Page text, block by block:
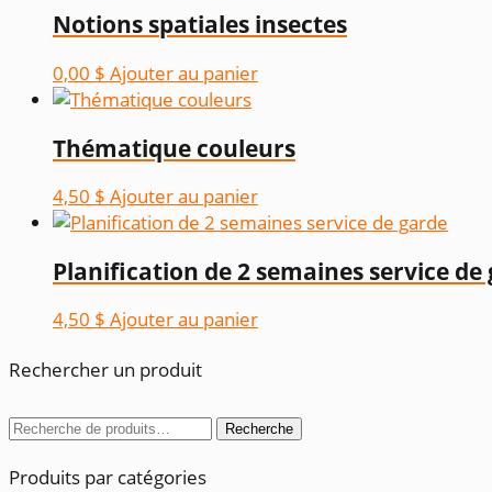
Notions spatiales insectes
0,00 $ Ajouter au panier
Thématique couleurs
4,50 $ Ajouter au panier
Planification de 2 semaines service de
4,50 $ Ajouter au panier
Rechercher un produit
Recherche
Recherche
Produits par catégories